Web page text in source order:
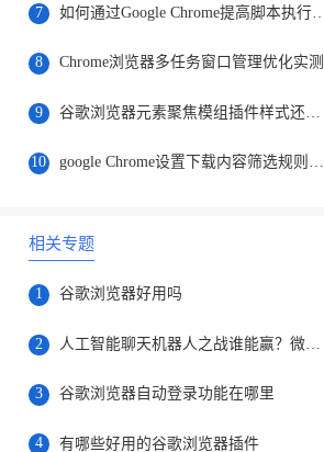
7 如何通过Google Chrome提高脚本执行的效率
8 Chrome浏览器多任务窗口管理优化实测
9
10 google Chrome设置下载内容筛选规则的方法详解
相关专题
1 谷歌浏览器好用吗
2 人工智能聊天机器人之战谁能赢？微软谷歌对决才刚刚开始
3 谷歌浏览器自动登录功能在哪里
4 有哪些好用的谷歌浏览器插件